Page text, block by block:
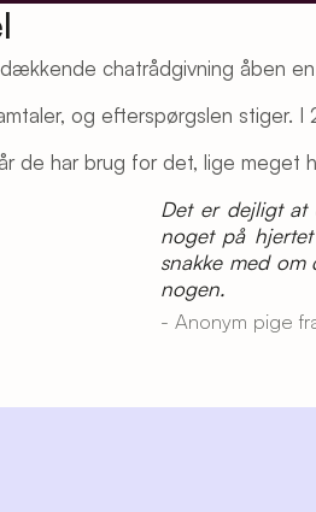
chatrådgivning åben
og efterspørgslen stiger.
de har brug for det, lige meget
Det er dejligt at
noget på
snakke med
nogen.
- Anonym pige